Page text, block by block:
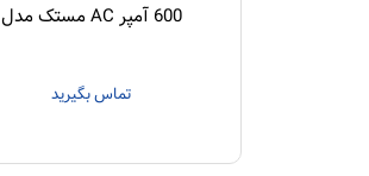
600 آمپر AC مستک مدل
تماس بگیرید